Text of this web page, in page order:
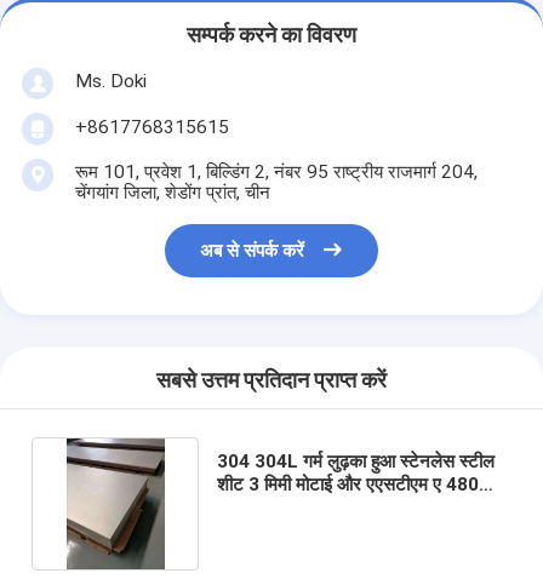
सम्पर्क करने का विवरण
Ms. Doki
+8617768315615
रूम 101, प्रवेश 1, बिल्डिंग 2, नंबर 95 राष्ट्रीय राजमार्ग 204,
चेंगयांग जिला, शेडोंग प्रांत, चीन
अब से संपर्क करें
सबसे उत्तम प्रतिदान प्राप्त करें
304 304L गर्म लुढ़का हुआ स्टेनलेस स्टील
शीट 3 मिमी मोटाई और एएसटीएम ए 480